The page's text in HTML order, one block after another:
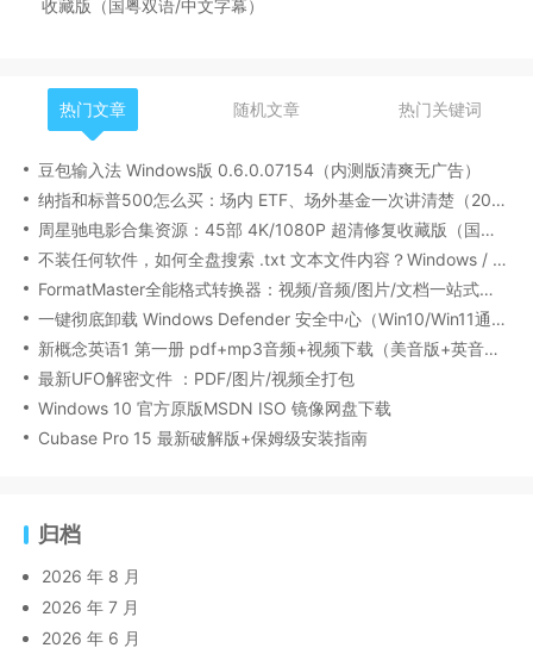
收藏版（国粤双语/中文字幕）
热门文章 随机文章 热门关键词
豆包输入法 Windows版 0.6.0.07154（内测版清爽无广告）
纳指和标普500怎么买：场内 ETF、场外基金一次讲清楚（2026 最新版）
周星驰电影合集资源：45部 4K/1080P 超清修复收藏版（国粤双语/中文字幕）
不装任何软件，如何全盘搜索 .txt 文本文件内容？Windows / Linux / macOS 的命令行指南
FormatMaster全能格式转换器：视频/音频/图片/文档一站式搞定
一键彻底卸载 Windows Defender 安全中心（Win10/Win11通用）
新概念英语1 第一册 pdf+mp3音频+视频下载（美音版+英音版）
最新UFO解密文件 ：PDF/图片/视频全打包
Windows 10 官方原版MSDN ISO 镜像网盘下载
Cubase Pro 15 最新破解版+保姆级安装指南
归档
2026 年 8 月
2026 年 7 月
2026 年 6 月